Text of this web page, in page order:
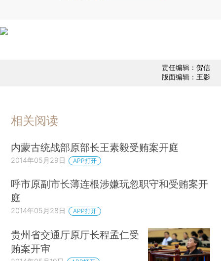
责任编辑：贺信
版面编辑：王影
相关阅读
内蒙古统战部原部长王素毅受贿案开庭
2014年05月29日 APP打开
呼市原副市长薄连根涉嫌玩忽职守和受贿案开
庭
2014年05月28日 APP打开
贵州省交通厅原厅长程孟仁受
贿案开审